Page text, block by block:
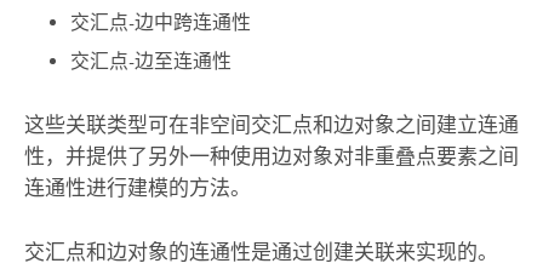
交汇点-边中跨连通性
交汇点-边至连通性
这些关联类型可在非空间交汇点和边对象之间建立连通
性，并提供了另外一种使用边对象对非重叠点要素之间
连通性进行建模的方法。
交汇点和边对象的连通性是通过创建关联来实现的。